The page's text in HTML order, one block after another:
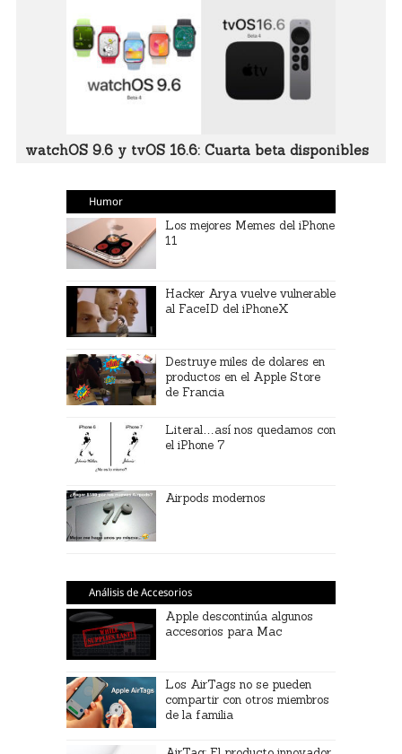
watchOS 9.6 y tvOS 16.6: Cuarta beta disponibles
Humor
Los mejores Memes del iPhone
11
Hacker Arya vuelve vulnerable
al FaceID del iPhoneX
Destruye miles de dolares en
productos en el Apple Store
de Francia
Literal…así nos quedamos con
el iPhone 7
Airpods modernos
Análisis de Accesorios
Apple descontinúa algunos
accesorios para Mac
Los AirTags no se pueden
compartir con otros miembros
de la familia